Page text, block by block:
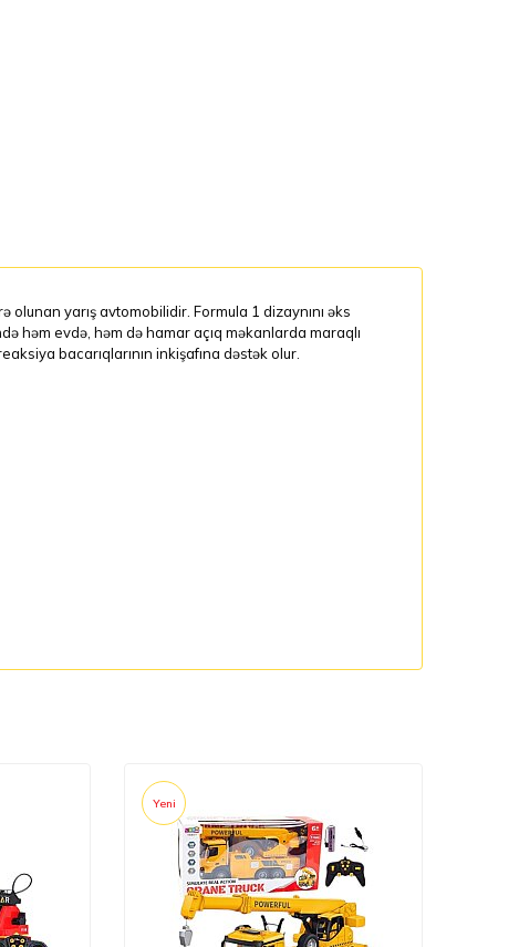
olunan yarış avtomobilidir. Formula 1 dizaynını əks
həm evdə, həm də hamar açıq məkanlarda maraqlı
bacarıqlarının inkişafına dəstək olur.
Yeni